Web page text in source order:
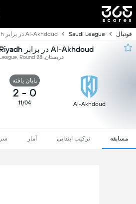
فوتبال Saudi League Al-Akhdoud در برابر Al Nassr FC Riyadh
Al-Akhdoud در برابر Al Nassr FC Riyadh
عربستان, Saudi League, Round 28
Al-Akhdoud
پایان یافته
0
-
2
11/04
مسابقه ترکیب ابتدایی آمار